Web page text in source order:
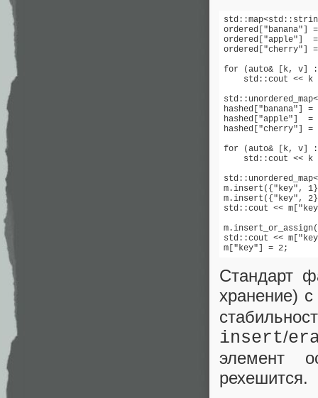
ordered["banana"]
ordered["apple"]
ordered["cherry"]
for (auto& [k, v] :
std::cout << k
hashed["banana"] =
hashed["apple"]  =
hashed["cherry"] =
for (auto& [k, v] :
std::cout << k
m.insert({"key",
m.insert({"key",
std::cout <<
std::cout <<
m["key"] = 2;
Стандарт
хранение)
insert/
элемент
рехешится.